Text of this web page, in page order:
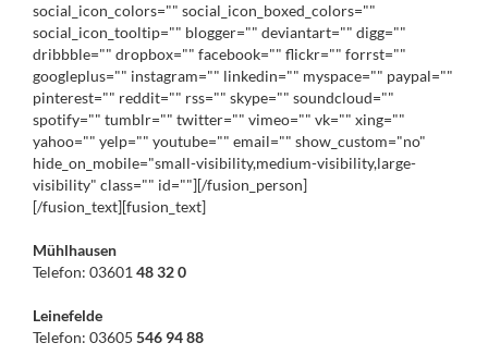
social_icon_colors="" social_icon_boxed_colors=""
social_icon_tooltip="" blogger="" deviantart="" digg=""
dribbble="" dropbox="" facebook="" flickr="" forrst=""
googleplus="" instagram="" linkedin="" myspace="" paypal=""
pinterest="" reddit="" rss="" skype="" soundcloud=""
spotify="" tumblr="" twitter="" vimeo="" vk="" xing=""
yahoo="" yelp="" youtube="" email="" show_custom="no"
hide_on_mobile="small-visibility,medium-visibility,large-
visibility" class="" id=""][/fusion_person]
[/fusion_text][fusion_text]
Mühlhausen
Telefon: 03601 48 32 0
Leinefelde
Telefon: 03605 546 94 88